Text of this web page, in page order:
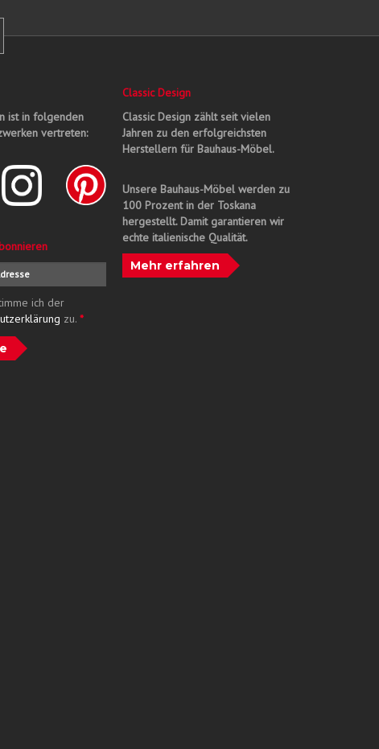
ist in folgenden
vertreten:
ich der
zu. *
Classic Design
Classic Design zählt seit vielen
Jahren zu den erfolgreichsten
Herstellern für Bauhaus-Möbel.
Unsere Bauhaus-Möbel werden zu
100 Prozent in der Toskana
hergestellt. Damit garantieren wir
echte italienische Qualität.
Mehr erfahren